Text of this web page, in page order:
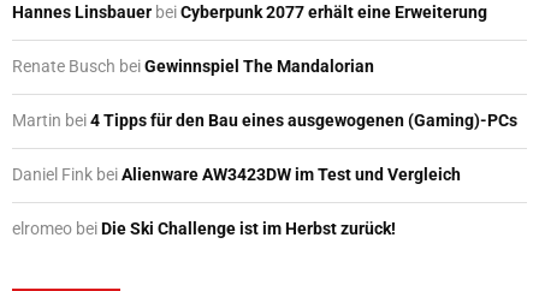
Hannes Linsbauer beiCyberpunk 2077 erhält eine Erweiterung
Renate Busch beiGewinnspiel The Mandalorian
Martin bei4 Tipps für den Bau eines ausgewogenen (Gaming)-PCs
Daniel Fink beiAlienware AW3423DW im Test und Vergleich
elromeo beiDie Ski Challenge ist im Herbst zurück!